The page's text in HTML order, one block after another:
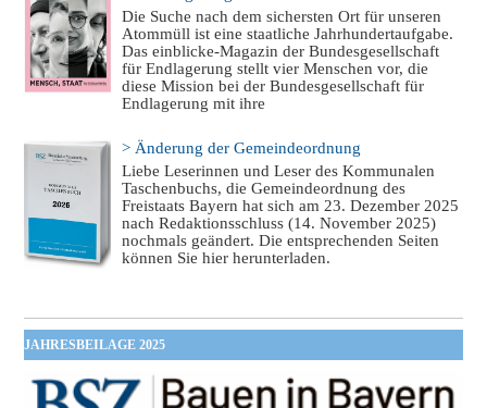
Die Suche nach dem sichersten Ort für unseren
Atommüll ist eine staatliche Jahrhundertaufgabe.
Das einblicke-Magazin der Bundesgesellschaft
für Endlagerung stellt vier Menschen vor, die
diese Mission bei der Bundesgesellschaft für
Endlagerung mit ihre
> Änderung der Gemeindeordnung
Liebe Leserinnen und Leser des Kommunalen
Taschenbuchs, die Gemeindeordnung des
Freistaats Bayern hat sich am 23. Dezember 2025
nach Redaktionsschluss (14. November 2025)
nochmals geändert. Die entsprechenden Seiten
können Sie hier herunterladen.
JAHRESBEILAGE 2025